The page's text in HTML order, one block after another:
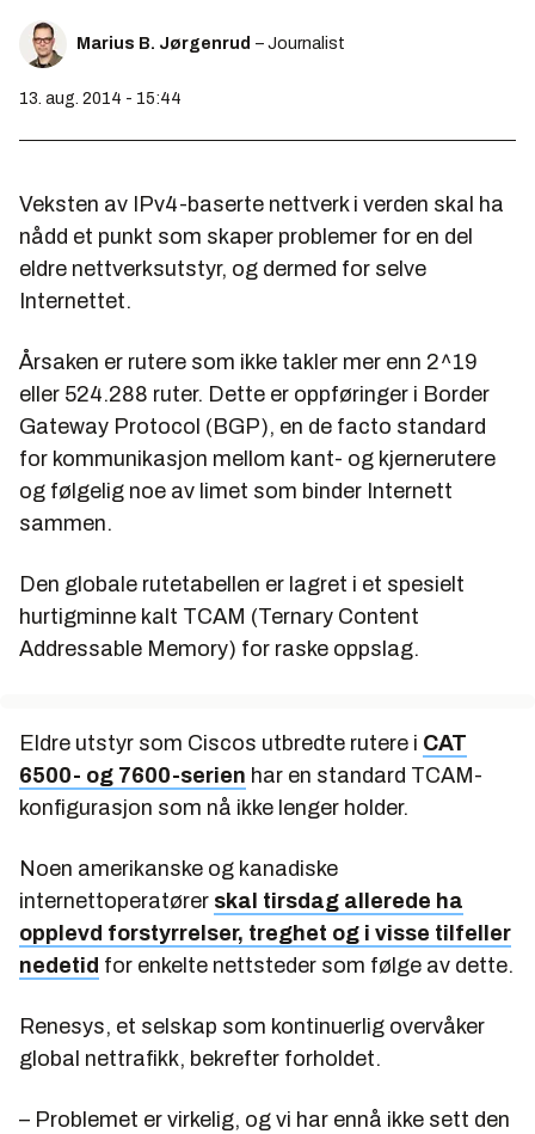
Marius B. Jørgenrud – Journalist
13. aug. 2014 - 15:44
Veksten av IPv4-baserte nettverk i verden skal ha
nådd et punkt som skaper problemer for en del
eldre nettverksutstyr, og dermed for selve
Internettet.
Årsaken er rutere som ikke takler mer enn 2^19
eller 524.288 ruter. Dette er oppføringer i Border
Gateway Protocol (BGP), en de facto standard
for kommunikasjon mellom kant- og kjernerutere
og følgelig noe av limet som binder Internett
sammen.
Den globale rutetabellen er lagret i et spesielt
hurtigminne kalt TCAM (Ternary Content
Addressable Memory) for raske oppslag.
Eldre utstyr som Ciscos utbredte rutere i CAT
6500- og 7600-serien har en standard TCAM-
konfigurasjon som nå ikke lenger holder.
Noen amerikanske og kanadiske
internettoperatører skal tirsdag allerede ha
opplevd forstyrrelser, treghet og i visse tilfeller
nedetid for enkelte nettsteder som følge av dette.
Renesys, et selskap som kontinuerlig overvåker
global nettrafikk, bekrefter forholdet.
– Problemet er virkelig, og vi har ennå ikke sett den